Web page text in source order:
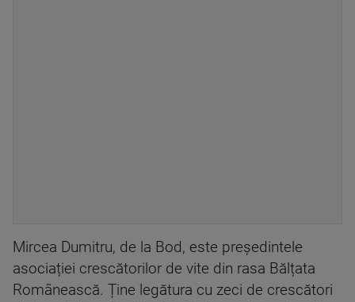
Mircea Dumitru, de la Bod, este președintele
asociației crescătorilor de vite din rasa Bălțata
Românească. Ține legătura cu zeci de crescători